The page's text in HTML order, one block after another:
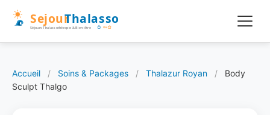
Accueil / Soins & Packages / Thalazur Royan /
Body
Sculpt Thalgo